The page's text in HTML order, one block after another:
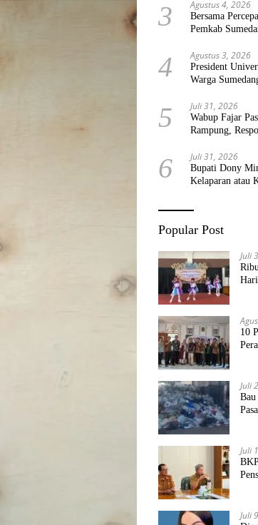
3 Agustus 4, 2026
Bersama
Pemkab
4 Agustus 3, 2026
President
Warga
5 Juli 31, 2026
Wabup Fajar
Rampung,
6 Juli 31, 2026
Bupati Dony
Kelaparan atau
Popular Post
Juli
10
Juli
Bau
Juli
Juli